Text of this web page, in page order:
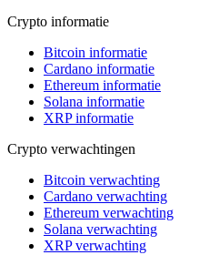
Crypto informatie
Bitcoin informatie
Cardano informatie
Ethereum informatie
Solana informatie
XRP informatie
Crypto verwachtingen
Bitcoin verwachting
Cardano verwachting
Ethereum verwachting
Solana verwachting
XRP verwachting